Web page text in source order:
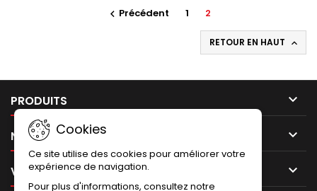
 Précédent 1 2
RETOUR EN HAUT 
PRODUITS 
NOTRE SOCIÉTÉ 
VOTRE COMPTE 
Cookies
Ce site utilise des cookies pour améliorer votre
expérience de navigation.
Pour plus d'informations, consultez notre